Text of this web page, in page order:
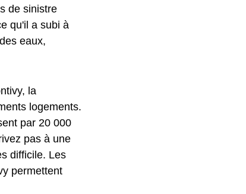
de sinistre
qu'il a subi à
eaux,
la
logements.
par 20 000
pas à une
difficile. Les
permettent